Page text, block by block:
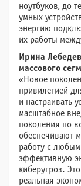
ноутбуков, до
умных
энергию
их работы
Ирина
массового
«Новое
привилегией
и настраивать
масштабное
поколения по
обеспечивают
работу с
эффективную
киберугроз.
реальная